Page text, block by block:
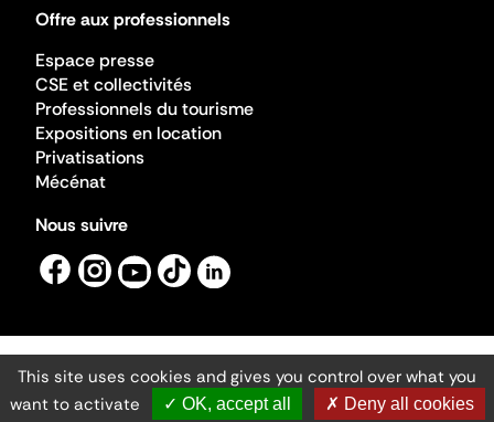
Offre aux professionnels
Espace presse
CSE et collectivités
Professionnels du tourisme
Expositions en location
Privatisations
Mécénat
Nous suivre
Mentions légales
Gestion des cookies
Accessibilité numérique
This site uses cookies and gives you control over what you
want to activate
✓ OK, accept all ✗ Deny all cookies